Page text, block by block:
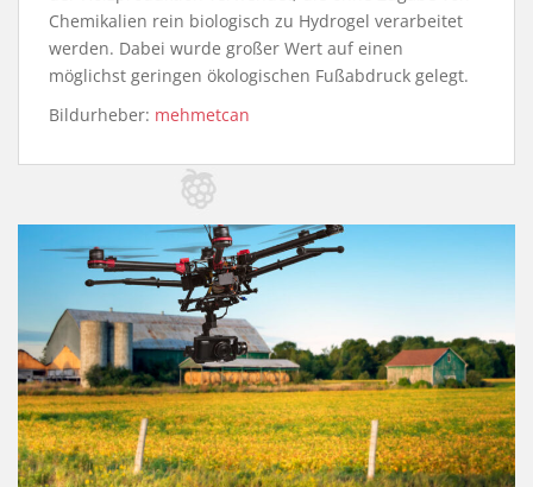
Chemikalien rein biologisch zu Hydrogel verarbeitet
werden. Dabei wurde großer Wert auf einen
möglichst geringen ökologischen Fußabdruck gelegt.
Bildurheber: mehmetcan